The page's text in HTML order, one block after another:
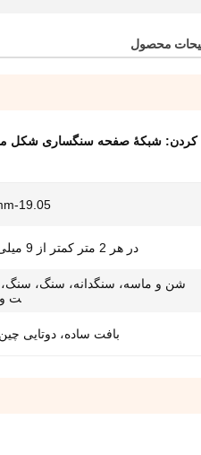
محصول
کردن: شبکۀ صفحه سنگساری شکل مربع,1.2 میلی متر شبكه پرده سنگساری,پوشش های قلاب گالوانیزه از
19.05
در هر 2 متر کمتر از 9 میلی متر
شن و ماسه، سنگدانه، سنگ،
ت و
بافت ساده، دوتایی چین